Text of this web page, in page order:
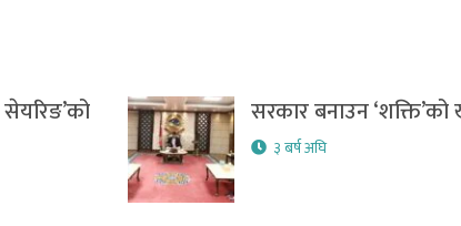
सरकार बनाउन ‘शक्ति’को
३ बर्ष अघि